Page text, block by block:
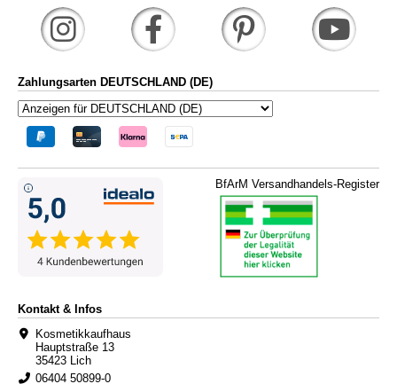
Zahlungsarten DEUTSCHLAND (DE)
BfArM Versandhandels-Register
Kontakt & Infos
Kosmetikkaufhaus
Hauptstraße 13
35423 Lich
06404 50899-0